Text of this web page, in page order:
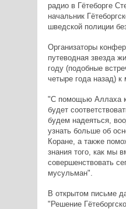
радио в Гётеборге
начальник
шведской полиции
Организаторы
путеводная звезда
году (подобные
четыре года назад)
"С помощью Аллаха
будет
будем надеяться,
узнать больше об
Коране, а также
знания того, как мы
совершенствовать
мусульман".
В открытом письме
"Решение